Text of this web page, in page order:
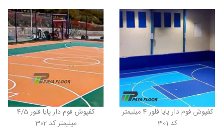
کفپوش فوم دار پایا فلور 4 میلیمتر
کد 301
کفپوش فوم دار پایا فلور 4/5
میلیمتر کد 302